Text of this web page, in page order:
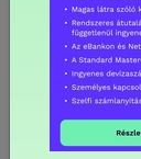
2024.10.22
Nagy
eurós